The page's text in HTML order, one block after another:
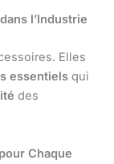
l’Industrie
Elles
essentiels qui
des
Chaque